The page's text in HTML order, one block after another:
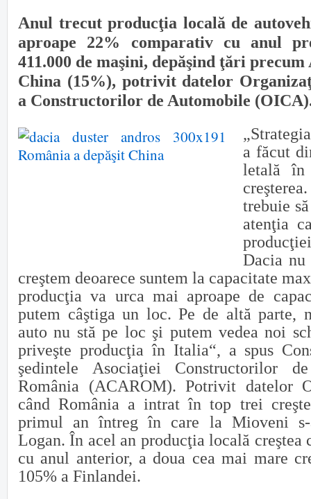
Anul trecut producţia locală de
aproape 22% comparativ cu anul
411.000 de maşini, depăşind ţări
China (15%), potrivit datelor
a Constructorilor de Auto­mo­bile
a făcut
letală în
trebuie
atenţia
Dacia nu
creştem deoarece suntem la capacitate
producţia va urca mai aproape de
putem câştiga un loc. Pe de altă parte,
auto nu stă pe loc şi putem vedea noi
priveşte producţia în Italia“, a spus
şedintele Aso­ciaţiei Con­struc­torilor
România (ACAROM). Potrivit datelor
când România a intrat în top trei
primul an întreg în care la Mioveni s-
Logan. În acel an producţia locală creştea
cu anul anterior, a doua cea mai mare
105% a Finlandei.